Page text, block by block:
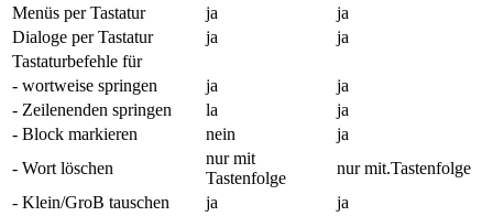
Menüs per Tastatur
ja
ja
Dialoge per Tastatur
ja
ja
Tastaturbefehle für
- wortweise springen
ja
ja
- Zeilenenden springen
la
ja
- Block markieren
nein
ja
- Wort löschen
nur mit
Tastenfolge
nur mit.Tastenfolge
- Klein/GroB tauschen
ja
ja